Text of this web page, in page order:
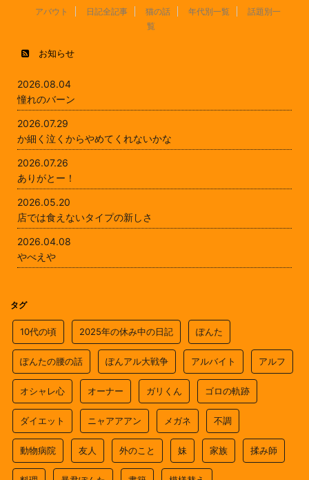
アバウト 日記全記事 猫の話 年代別一覧
話題別一
覧
お知らせ
2026.08.04
憧れのバーン
2026.07.29
か細く泣くからやめてくれないかな
2026.07.26
ありがとー！
2026.05.20
店では食えないタイプの新しさ
2026.04.08
やべえや
タグ
10代の頃 2025年の休み中の日記 ぽんた
ぽんたの腰の話 ぽんアル大戦争 アルバイト アルフ
オシャレ心 オーナー ガリくん ゴロの軌跡
ダイエット ニャアアアン メガネ 不調
動物病院 友人 外のこと 妹 家族 揉み師